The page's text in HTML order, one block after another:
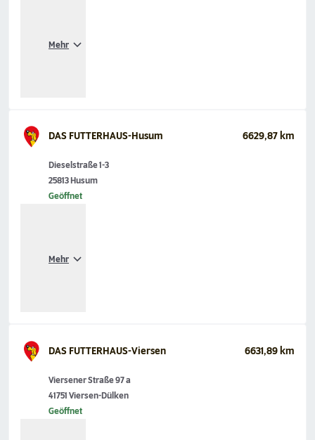
Mehr
DAS FUTTERHAUS-Husum 6629,87 km
Dieselstraße 1-3
25813 Husum
Geöffnet
Mehr
DAS FUTTERHAUS-Viersen 6631,89 km
Viersener Straße 97 a
41751 Viersen-Dülken
Geöffnet